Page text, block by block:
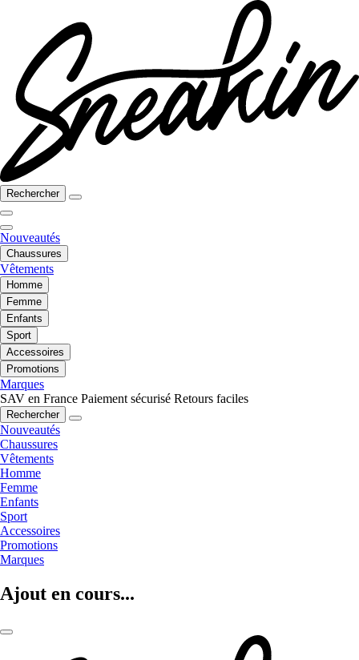
Rechercher
Nouveautés
Chaussures
Vêtements
Homme
Femme
Enfants
Sport
Accessoires
Promotions
Marques
SAV en France Paiement sécurisé Retours faciles
Rechercher
Nouveautés
Chaussures
Vêtements
Homme
Femme
Enfants
Sport
Accessoires
Promotions
Marques
Ajout en cours...